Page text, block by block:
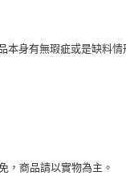
本身有無瑕疵或是缺料
，商品請以實物為主。